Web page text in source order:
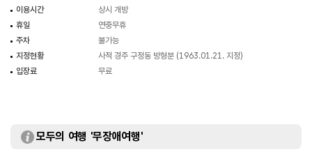
이용시간
상시 개방
휴일
연중무휴
주차
불가능
지정현황
사적 경주 구정동 방형분 (1963.01.21. 지정)
입장료
무료
모두의 여행 '무장애여행'